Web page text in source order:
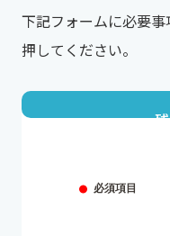
下記フォームに必要
押してください。